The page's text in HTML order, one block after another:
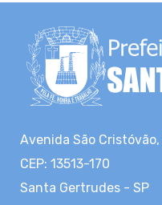
Avenida São
CEP: 13513-170
Santa Gertrudes - SP